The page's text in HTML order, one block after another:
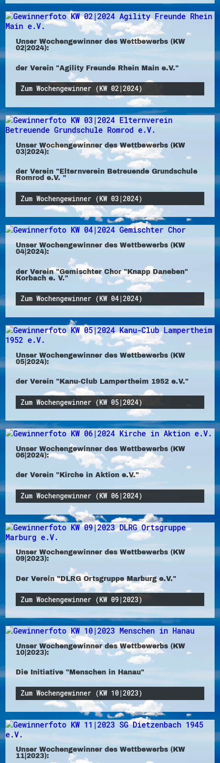
Unser Wochengewinner des Wettbewerbs (KW
02|2024):
der Verein "Agility Freunde Rhein Main e.V."
Zum Wochengewinner (KW 02|2024)
Unser Wochengewinner des Wettbewerbs (KW
03|2024):
der Verein "Elternverein Betreuende Grundschule
Romrod e.V. "
Zum Wochengewinner (KW 03|2024)
Unser Wochengewinner des Wettbewerbs (KW
04|2024):
der Verein "Gemischter Chor "Knapp Daneben"
Korbach e. V."
Zum Wochengewinner (KW 04|2024)
Unser Wochengewinner des Wettbewerbs (KW
05|2024):
der Verein "Kanu-Club Lampertheim 1952 e.V."
Zum Wochengewinner (KW 05|2024)
Unser Wochengewinner des Wettbewerbs (KW
06|2024):
der Verein "Kirche in Aktion e.V."
Zum Wochengewinner (KW 06|2024)
Unser Wochengewinner des Wettbewerbs (KW
09|2023):
Der Verein "DLRG Ortsgruppe Marburg e.V."
Zum Wochengewinner (KW 09|2023)
Unser Wochengewinner des Wettbewerbs (KW
10|2023):
Die Initiative "Menschen in Hanau"
Zum Wochengewinner (KW 10|2023)
Unser Wochengewinner des Wettbewerbs (KW
11|2023):